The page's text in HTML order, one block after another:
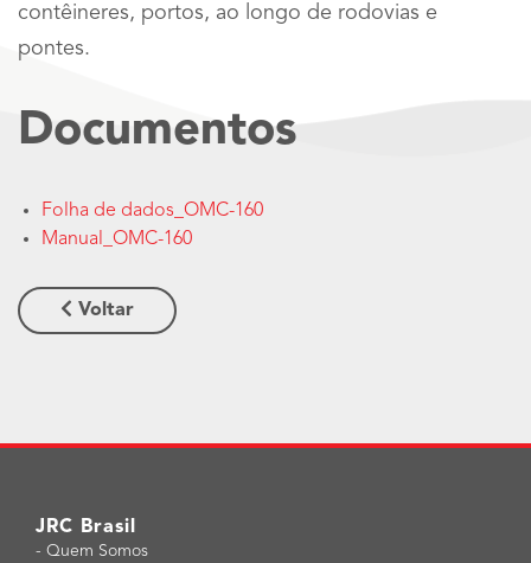
contêineres, portos, ao longo de rodovias e
pontes.
Documentos
Folha de dados_OMC-160
Manual_OMC-160
Voltar
JRC Brasil
- Quem Somos